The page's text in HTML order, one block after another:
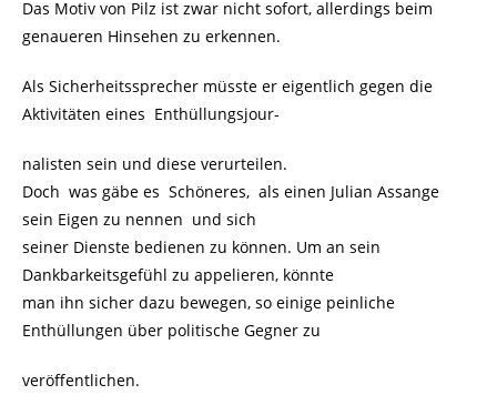
Das Motiv von Pilz ist zwar nicht sofort, allerdings beim
genaueren Hinsehen zu erkennen.
Als Sicherheitssprecher müsste er eigentlich gegen die
Aktivitäten eines Enthüllungsjour-
nalisten sein und diese verurteilen.
Doch was gäbe es Schöneres, als einen Julian Assange
sein Eigen zu nennen und sich
seiner Dienste bedienen zu können. Um an sein
Dankbarkeitsgefühl zu appelieren, könnte
man ihn sicher dazu bewegen, so einige peinliche
Enthüllungen über politische Gegner zu
veröffentlichen.